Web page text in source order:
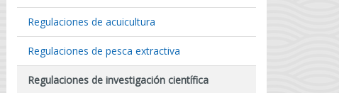
Regulaciones de acuicultura
Regulaciones de pesca extractiva
Regulaciones de investigación científica